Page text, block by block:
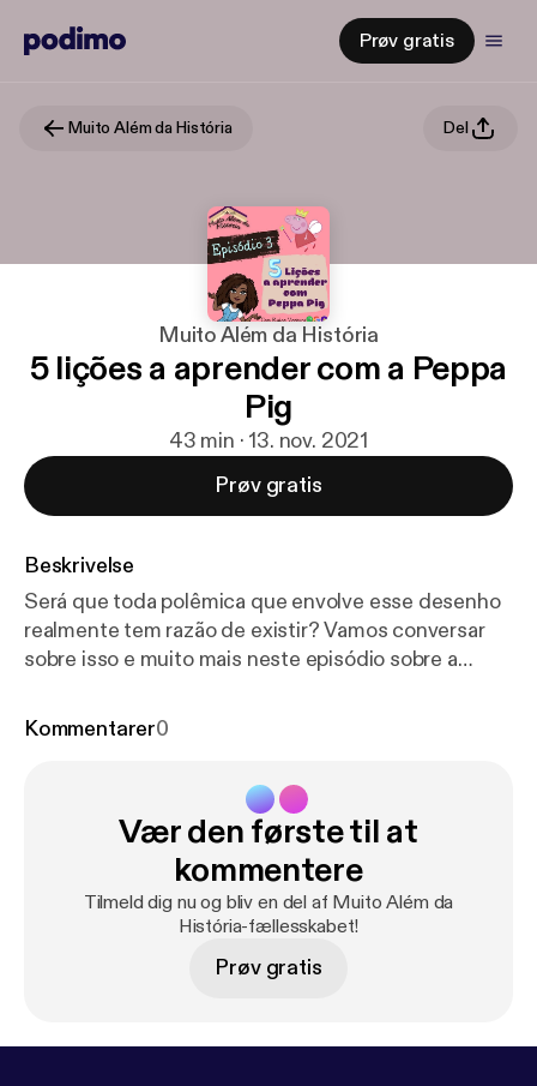
Prøv gratis
Muito Além da História Del
Muito Além da História
5 lições a aprender com a Peppa
Pig
43 min · 13. nov. 2021
Prøv gratis
Beskrivelse
Será que toda polêmica que envolve esse desenho
realmente tem razão de existir? Vamos conversar
sobre isso e muito mais neste episódio sobre a
tempos. --- Send in a voice message:
Kommentarer0
Vær den første til at
kommentere
Tilmeld dig nu og bliv en del af Muito Além da
História-fællesskabet!
Prøv gratis